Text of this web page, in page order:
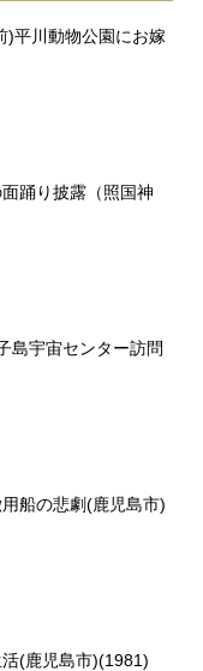
)平川動物公園にお嫁
踊り披露（照国神
島宇宙センター訪問
船の悲劇(鹿児島市)
(鹿児島市)(1981)